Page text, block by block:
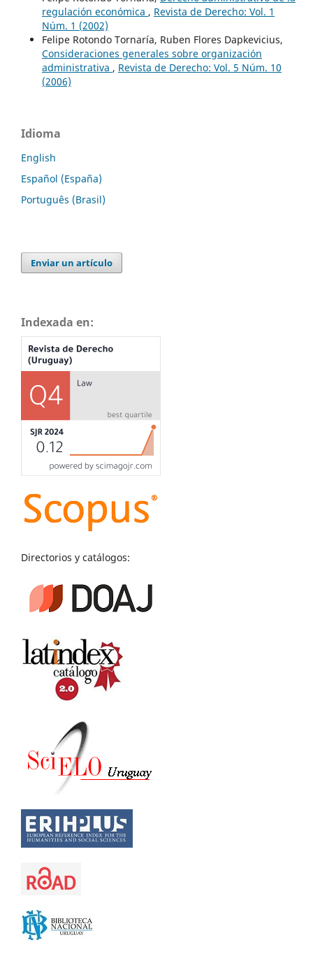
regulación económica , Revista de Derecho: Vol. 1
Núm. 1 (2002)
Felipe Rotondo Tornaría, Ruben Flores Dapkevicius,
Consideraciones generales sobre organización
administrativa , Revista de Derecho: Vol. 5 Núm. 10
(2006)
Idioma
English
Español (España)
Português (Brasil)
Enviar un artículo
Indexada en:
Directorios y catálogos: